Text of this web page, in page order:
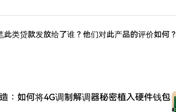
此类贷款发放给了谁？他们对此产品的评价如何？
：如何将4G调制解调器秘密植入硬件钱包